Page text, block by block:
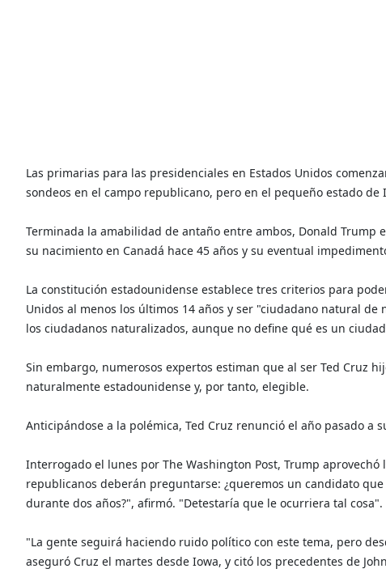
Las primarias para las presidenciales en Estados Unidos
sondeos en el campo republicano, pero en el pequeño estado de
Terminada la amabilidad de antaño entre ambos, Donald Trump
su nacimiento en Canadá hace 45 años y su eventual
La constitución estadounidense establece tres criterios para
Unidos al menos los últimos 14 años y ser "ciudadano natural
los ciudadanos naturalizados, aunque no define qué es un
Sin embargo, numerosos expertos estiman que al ser Ted Cruz
naturalmente estadounidense y, por tanto, elegible.
Anticipándose a la polémica, Ted Cruz renunció el año pasado a
Interrogado el lunes por The Washington Post, Trump
republicanos deberán preguntarse: ¿queremos un candidato
durante dos años?", afirmó. "Detestaría que le ocurriera tal cosa".
"La gente seguirá haciendo ruido político con este tema, pero
aseguró Cruz el martes desde Iowa, y citó los precedentes de